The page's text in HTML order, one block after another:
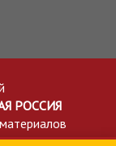
РОССИЯ